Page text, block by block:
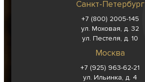
Санкт-Петербург
+7 (800) 2005-145
ул. Моховая, д. 32
ул. Пестеля, д. 10
Москва
+7 (925) 963-62-21
ул. Ильинка, д. 4